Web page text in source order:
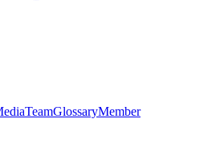
TeamGlossaryMember